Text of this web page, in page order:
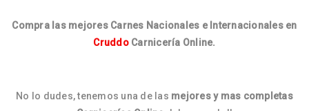
Compra las mejores Carnes Nacionales e Internacionales en
Cruddo Carnicería Online.
No lo dudes, tenemos una de las mejores y mas completas